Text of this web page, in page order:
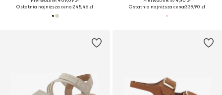
Ostatnia najniższa cena:245,46 zł
Ostatnia najniższa cena:339,90 zł